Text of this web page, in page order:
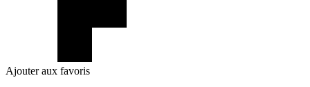
Ajouter aux favoris